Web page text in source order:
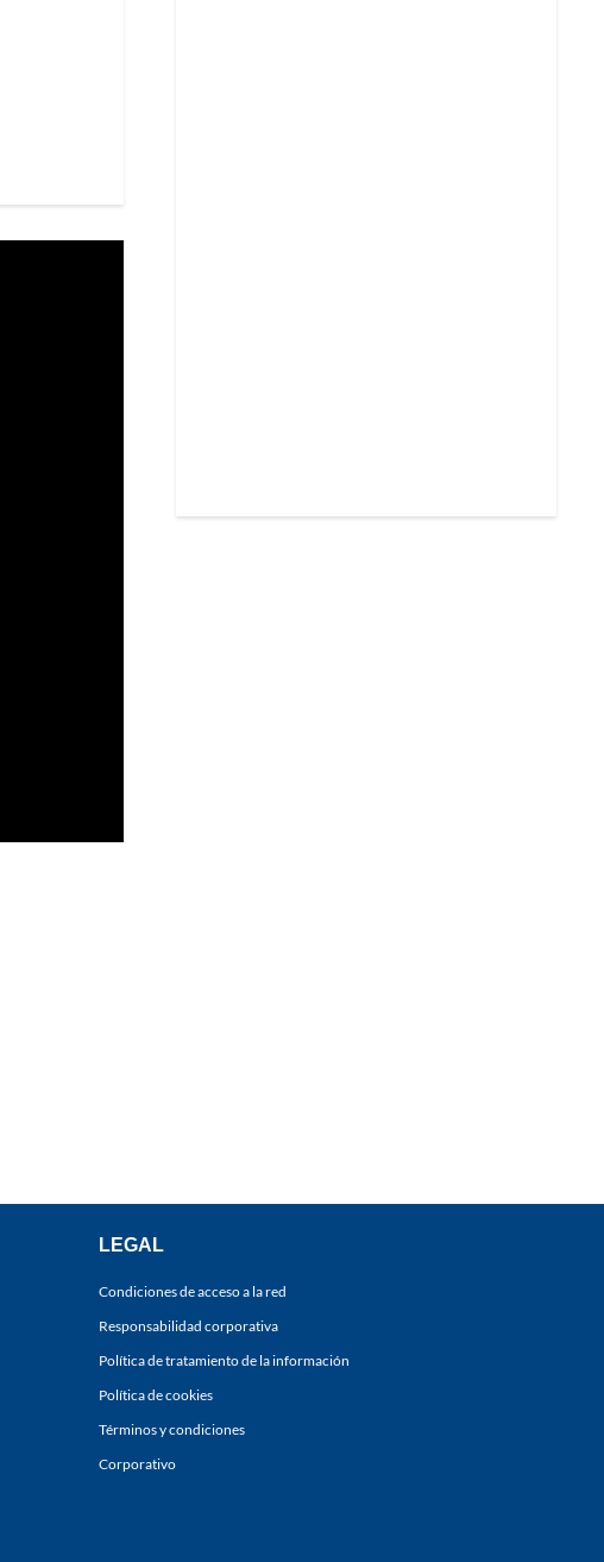
LEGAL
Condiciones de acceso a la red
Responsabilidad corporativa
Política de tratamiento de la información
Política de cookies
Términos y condiciones
Corporativo